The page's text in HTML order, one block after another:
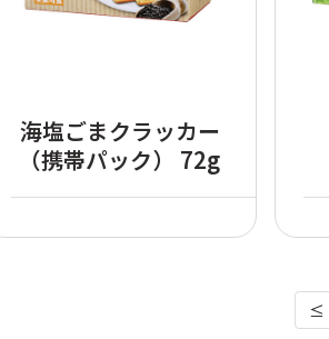
海塩ごまクラッカー
（携帯パック） 72g
≤